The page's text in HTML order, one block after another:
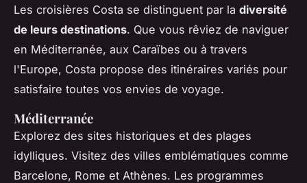
Les croisières Costa se distinguent par la diversité
de leurs destinations. Que vous rêviez de naviguer
en Méditerranée, aux Caraïbes ou à travers
l'Europe, Costa propose des itinéraires variés pour
satisfaire toutes vos envies de voyage.
Méditerranée
Explorez des sites historiques et des plages
idylliques. Visitez des villes emblématiques comme
Barcelone, Rome et Athènes. Les programmes